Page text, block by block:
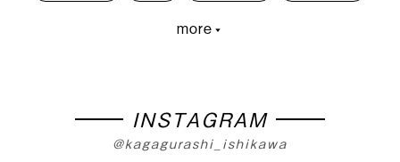
PLUSKAGA
more
INSTAGRAM
@kagagurashi_ishikawa